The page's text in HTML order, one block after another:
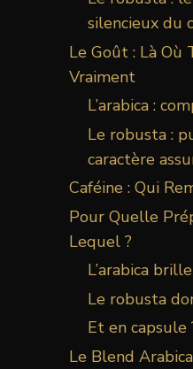
silencieux du
Le Goût : Là Où
Vraiment
L’arabica :
Le robusta :
caractère
Caféine : Qui
Pour Quelle
Lequel ?
L’arabica
Le robusta
Et en capsule
Le Blend